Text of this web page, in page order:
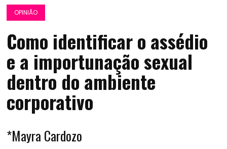
OPINIÃO
Como identificar o assédio
e a importunação sexual
dentro do ambiente
corporativo
*Mayra Cardozo